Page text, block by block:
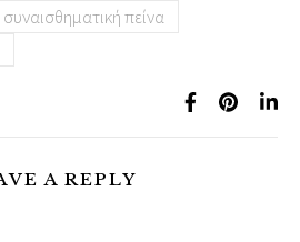
πείνα
A REPLY